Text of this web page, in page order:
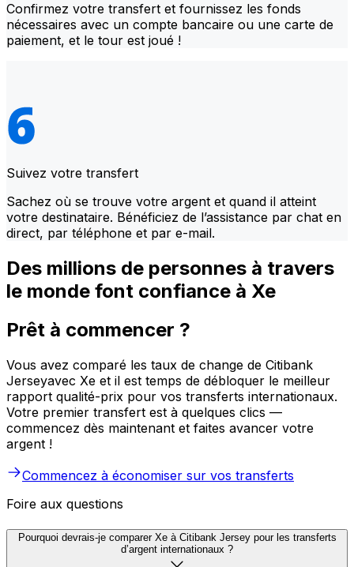
Confirmez votre transfert et fournissez les fonds
nécessaires avec un compte bancaire ou une carte de
paiement, et le tour est joué !
Suivez votre transfert
Sachez où se trouve votre argent et quand il atteint
votre destinataire. Bénéficiez de l’assistance par chat en
direct, par téléphone et par e-mail.
Des millions de personnes à travers
le monde font confiance à Xe
Prêt à commencer ?
Vous avez comparé les taux de change de Citibank
Jerseyavec Xe et il est temps de débloquer le meilleur
rapport qualité-prix pour vos transferts internationaux.
Votre premier transfert est à quelques clics —
commencez dès maintenant et faites avancer votre
argent !
Commencez à économiser sur vos transferts
Foire aux questions
Pourquoi devrais-je comparer Xe à Citibank Jersey pour les transferts
d’argent internationaux ?